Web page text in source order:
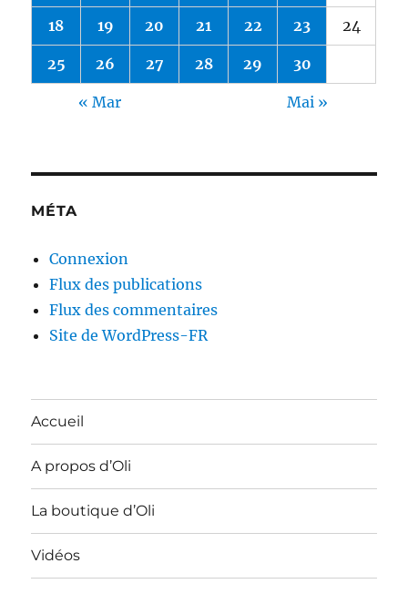
18 19 20 21 22 23 24
25 26 27 28 29 30
« Mar Mai »
MÉTA
Connexion
Flux des publications
Flux des commentaires
Site de WordPress-FR
Accueil
A propos d’Oli
La boutique d’Oli
Vidéos